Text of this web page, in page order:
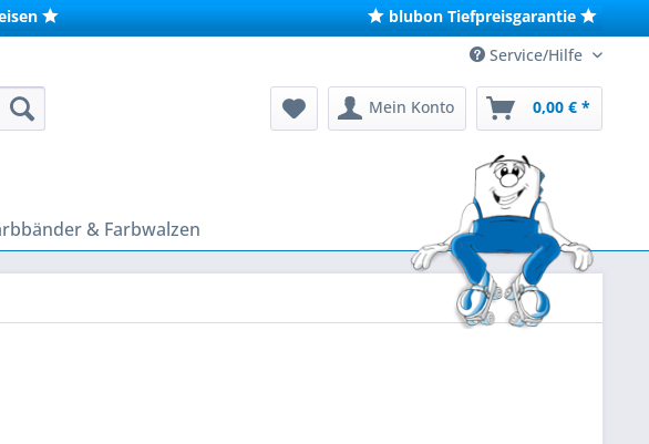
blubon Tiefpreisgarantie
Service/Hilfe
Mein Konto 0,00 € *
& Farbwalzen